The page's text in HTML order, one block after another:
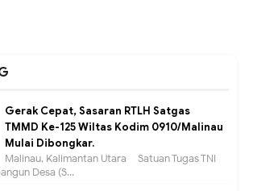
Gerak Cepat, Sasaran RTLH Satgas
TMMD Ke-125 Wiltas Kodim 0910/Malinau
Mulai Dibongkar.
Malinau, Kalimantan Utara – Satuan Tugas TNI
Desa (S...